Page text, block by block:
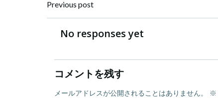
Post
navigation
Previous post
No responses yet
コメントを残す
メールアドレスが公開されることはありません。 ※